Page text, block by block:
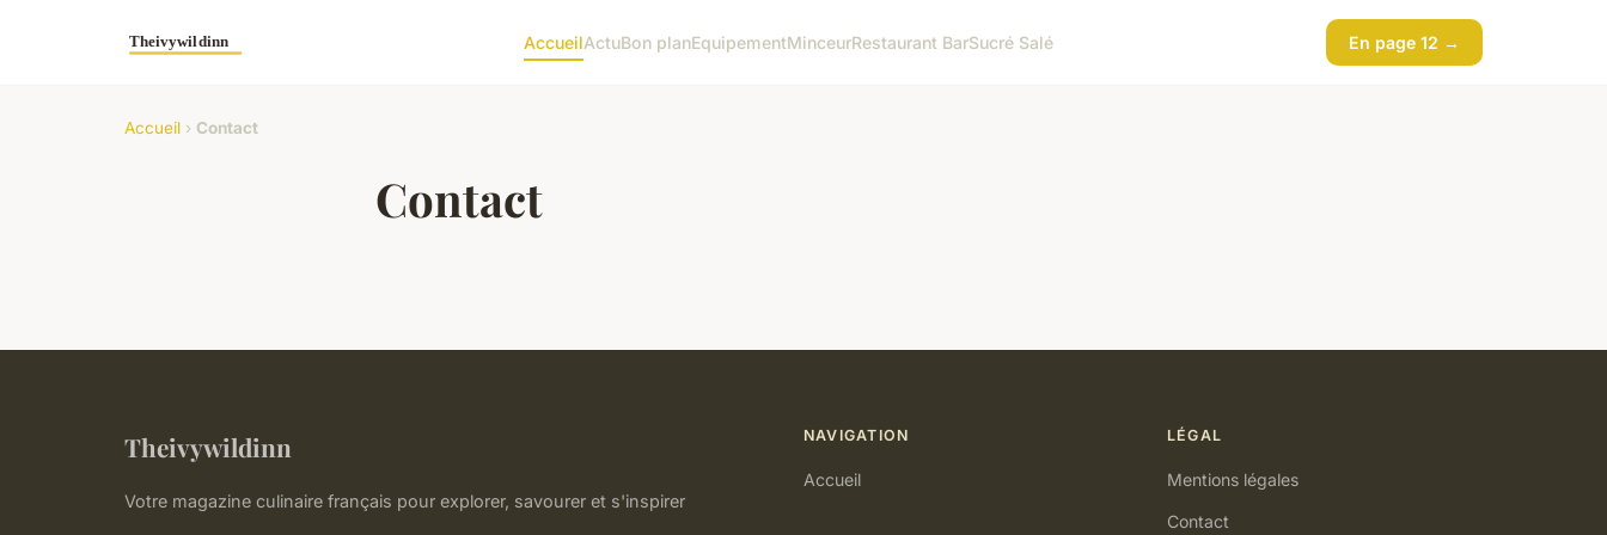
AccueilActuBon planEquipementMinceurRestaurant BarSucré Salé En page 12 →
Accueil › Contact
Contact
Theivywildinn
Votre magazine culinaire français pour explorer, savourer et s'inspirer
NAVIGATION
Accueil
LÉGAL
Mentions légales
Contact